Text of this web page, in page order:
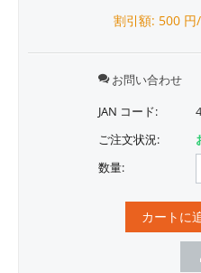
割引額: 500 円
お問い合わせ
JAN コード:
ご注文状況:
数量:
カートに